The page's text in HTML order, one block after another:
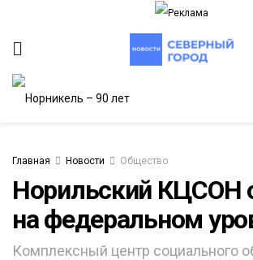
Главная Новости Общество
Норильский КЦСОН
на федеральном
Комплексный центр социального